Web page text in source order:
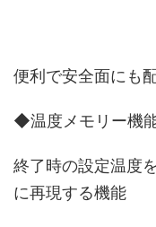
便利で安全面にも
◆温度メモリー機
終了時の設定温度
に再現する機能